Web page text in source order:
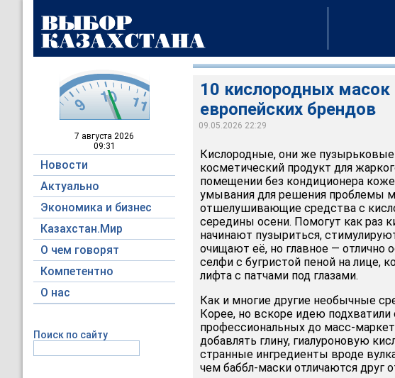
7 августа 2026
09:31
Новости
Актуально
Экономика и бизнес
Казахстан.Мир
О чем говорят
Компетентно
О нас
Поиск по сайту
10 кислородных масок
европейских брендов
09.05.2026 22:29
Кислородные, они же
косметический продукт для
помещении без кондиционера
умывания для решения проблемы
отшелушивающие средства с
середины осени. Помогут как раз
начинают пузыриться,
очищают её, но главное — отлично
селфи с бугристой пеной на лице,
лифта с патчами под глазами.
Как и многие другие необычные
Корее, но вскоре идею
профессиональных до масс-
добавлять глину, гиалуроновую
странные ингредиенты вроде
чем баббл-маски отличаются друг